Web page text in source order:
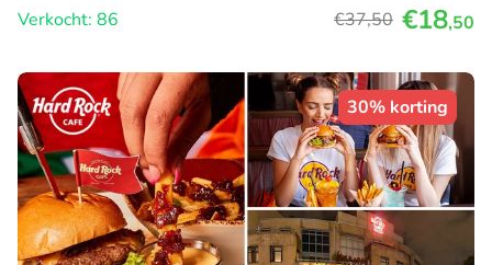
Verkocht: 86
€37,50 €18,50
30% korting